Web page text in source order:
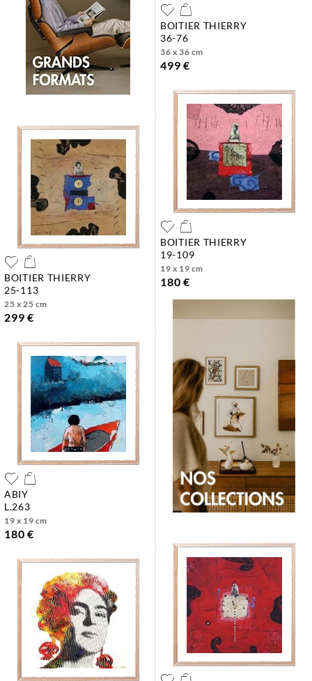
BOITIER THIERRY
36-76
36 x 36 cm
499 €
BOITIER THIERRY
25-113
25 x 25 cm
299 €
BOITIER THIERRY
19-109
19 x 19 cm
180 €
ABIY
l.263
19 x 19 cm
180 €